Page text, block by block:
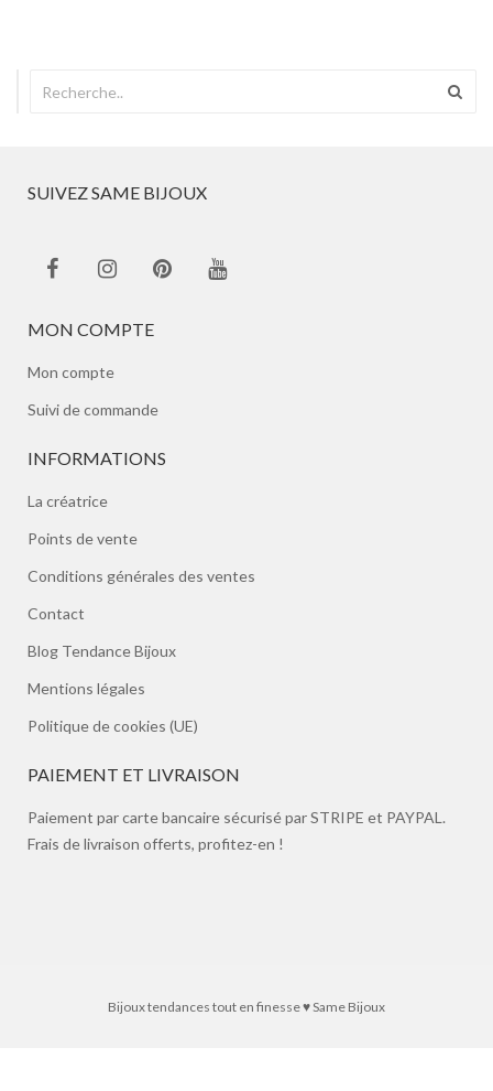
SUIVEZ SAME BIJOUX
MON COMPTE
Mon compte
Suivi de commande
INFORMATIONS
La créatrice
Points de vente
Conditions générales des ventes
Contact
Blog Tendance Bijoux
Mentions légales
Politique de cookies (UE)
PAIEMENT ET LIVRAISON
Paiement par carte bancaire sécurisé par STRIPE et PAYPAL.
Frais de livraison offerts, profitez-en !
Bijoux tendances tout en finesse ♥ Same Bijoux